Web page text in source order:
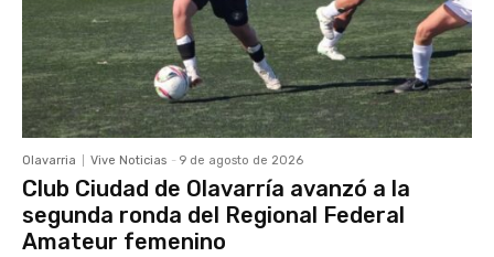
Olavarria Vive Noticias - 9 de agosto de 2026
Club Ciudad de Olavarría avanzó a la
segunda ronda del Regional Federal
Amateur femenino